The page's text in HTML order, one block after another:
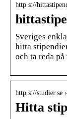
http s://
Sveriges
hitta
och ta reda
http s://studier.se
Hitta